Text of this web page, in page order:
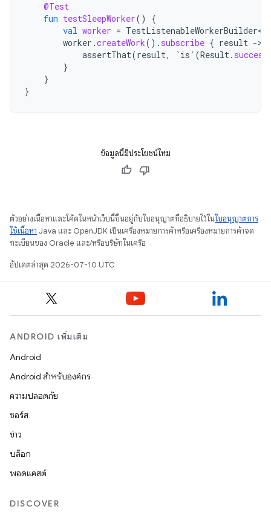
@Test
fun testSleepWorker()
{
val worker =
worker .createWork(). subscribe { result -
assertThat(result, `is` (Result. success
}
}
}
ข้อมูลนี้มีประโยชน์ไหม
ตัวอย่างเนื้อหาและโค้ดในหน้าเว็บนี้ขึ้นอยู่กับใบอนุญาตที่อธิบายไว้ในใบอนุญาตการ
ใช้เนื้อหา Java และ OpenJDK เป็นเครื่องหมายการค้าหรือเครื่องหมายการค้าจด
ทะเบียนของ Oracle และ/หรือบริษัทในเครือ
อัปเดตล่าสุด 2026-07-10 UTC
ANDROID เพิ่มเติม
Android
Android สำหรับองค์กร
ความปลอดภัย
ซอร์ส
ข่าว
บล็อก
พอดแคสต์
DISCOVER